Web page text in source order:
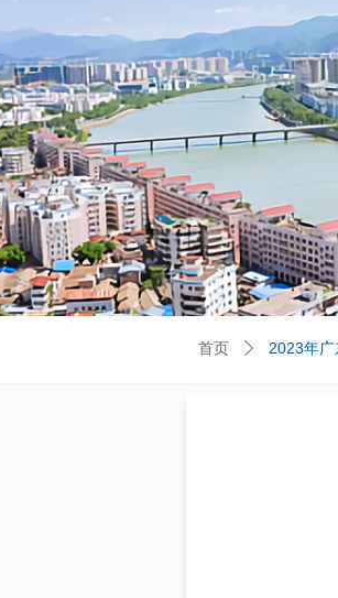
首页 ꄲ 2023年